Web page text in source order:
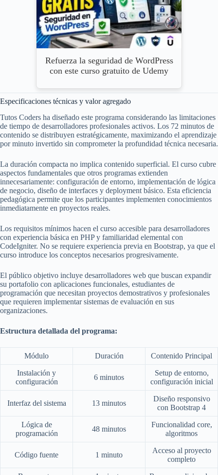
Refuerza la seguridad de WordPress
con este curso gratuito de Udemy
Especificaciones técnicas y valor agregado
Tutos Coders ha diseñado este programa considerando las limitaciones
de tiempo de desarrolladores profesionales activos. Los 72 minutos de
contenido se distribuyen estratégicamente, maximizando el aprendizaje
por minuto invertido sin comprometer la profundidad técnica necesaria.
La duración compacta no implica contenido superficial. El curso cubre
aspectos fundamentales que otros programas extienden
innecesariamente: configuración de entorno, implementación de lógica
de negocio, diseño de interfaces y deployment básico. Esta eficiencia
pedagógica permite que los participantes implementen conocimientos
inmediatamente en proyectos reales.
Los requisitos mínimos hacen el curso accesible para desarrolladores
con experiencia básica en PHP y familiaridad elemental con
CodeIgniter. No se requiere experiencia previa en Bootstrap, ya que el
curso introduce los conceptos necesarios progresivamente.
El público objetivo incluye desarrolladores web que buscan expandir
su portafolio con aplicaciones funcionales, estudiantes de
programación que necesitan proyectos demostrativos y profesionales
que requieren implementar sistemas de evaluación en sus
organizaciones.
Estructura detallada del programa:
Módulo Duración Contenido Principal
Instalación y
configuración
6 minutos
Setup de entorno,
configuración inicial
Interfaz del sistema 13 minutos
Diseño responsivo
con Bootstrap 4
Lógica de
programación
48 minutos
Funcionalidad core,
algoritmos
Código fuente 1 minuto
Acceso al proyecto
completo